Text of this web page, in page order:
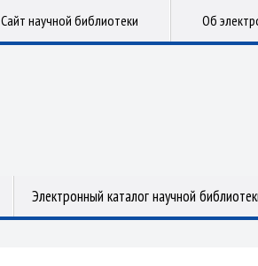
Сайт научной библиотеки Об
Электронный каталог научной